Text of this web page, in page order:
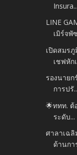
Insura...
LINE
เมิร์จพั
เปิดสมรภู
เชฟหัก
รองนาย
การปรั
🌟ททท. ต้
ระดับ...
ศาลาเฉ
ด้านกา